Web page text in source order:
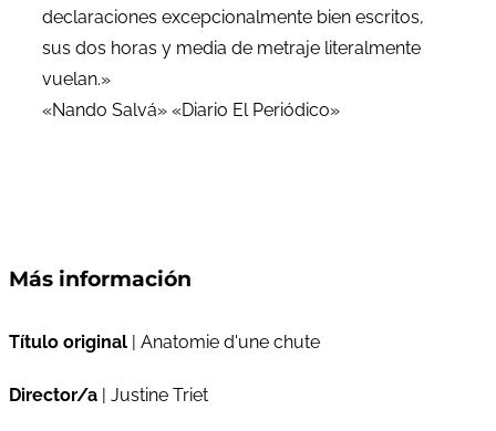
declaraciones excepcionalmente bien escritos,
sus dos horas y media de metraje literalmente
vuelan.»
«Nando Salvá» «Diario El Periódico»
Más información
Título original | Anatomie d'une chute
Director/a | Justine Triet